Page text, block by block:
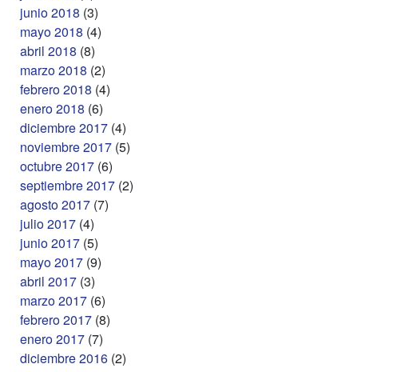
junio 2018 (3)
mayo 2018 (4)
abril 2018 (8)
marzo 2018 (2)
febrero 2018 (4)
enero 2018 (6)
diciembre 2017 (4)
noviembre 2017 (5)
octubre 2017 (6)
septiembre 2017 (2)
agosto 2017 (7)
julio 2017 (4)
junio 2017 (5)
mayo 2017 (9)
abril 2017 (3)
marzo 2017 (6)
febrero 2017 (8)
enero 2017 (7)
diciembre 2016 (2)